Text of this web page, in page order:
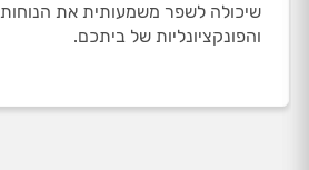
שיכולה לשפר משמעותית את הנוחות
והפונקציונליות של ביתכם.